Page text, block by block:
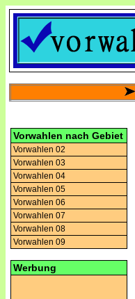
Vorwahlen nach Gebiet
Vorwahlen 02
Vorwahlen 03
Vorwahlen 04
Vorwahlen 05
Vorwahlen 06
Vorwahlen 07
Vorwahlen 08
Vorwahlen 09
Werbung